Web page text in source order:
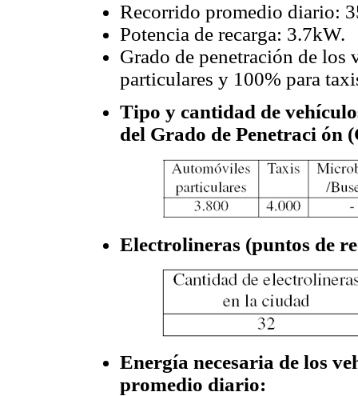
Recorrido promedio diario:
Potencia de recarga: 3.7kW.
Grado de penetración de
particulares y 100% para
Tipo y cantidad de
del Grado de Penetraci ón
Electrolineras (puntos de
Energía necesaria de los
promedio diario: